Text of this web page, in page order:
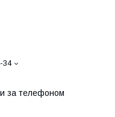
34
за телефоном